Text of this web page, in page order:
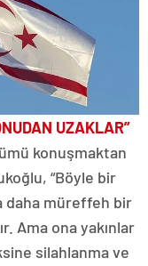
UZAKLAR”
konuşmaktan
“Böyle bir
daha müreffeh bir
Ama ona yakınlar
silahlanma ve